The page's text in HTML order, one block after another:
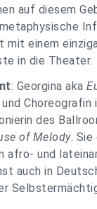
auf diesem
einem
in die Theater.
: Georgina aka
Choreografin
des
of Melody. Sie
und
auch in